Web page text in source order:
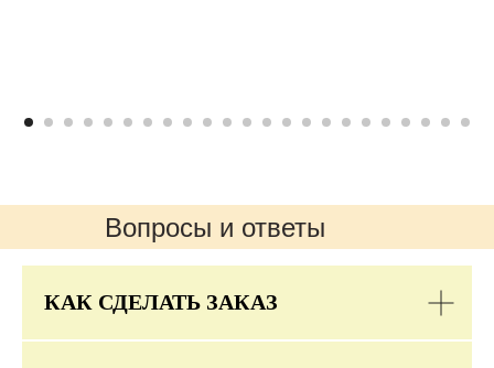
Вопросы и ответы
КАК СДЕЛАТЬ ЗАКАЗ